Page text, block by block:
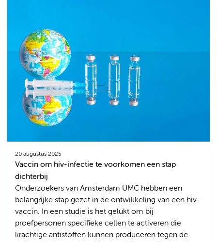
20 augustus 2025
Vaccin om hiv-infectie te voorkomen een stap
dichterbij
Onderzoekers van Amsterdam UMC hebben een
belangrijke stap gezet in de ontwikkeling van een hiv-
vaccin. In een studie is het gelukt om bij
proefpersonen specifieke cellen te activeren die
krachtige antistoffen kunnen produceren tegen de